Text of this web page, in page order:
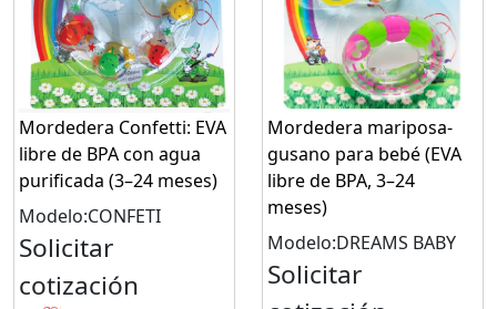
Mordedera Confetti: EVA
libre de BPA con agua
purificada (3–24 meses)
Modelo:CONFETI
Solicitar
cotización
Mordedera mariposa-
gusano para bebé (EVA
libre de BPA, 3–24
meses)
Modelo:DREAMS BABY
Solicitar